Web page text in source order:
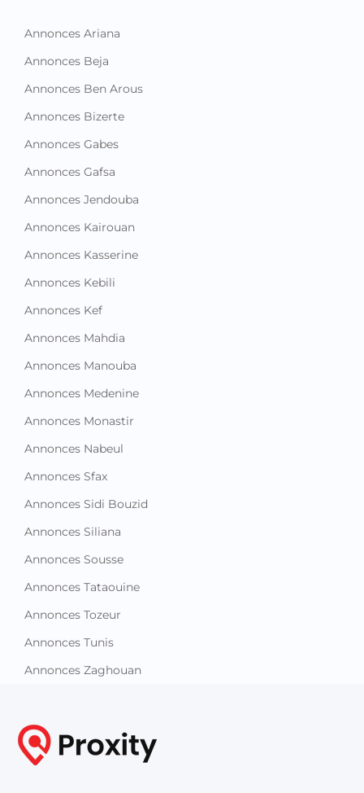
Annonces Ariana
Annonces Beja
Annonces Ben Arous
Annonces Bizerte
Annonces Gabes
Annonces Gafsa
Annonces Jendouba
Annonces Kairouan
Annonces Kasserine
Annonces Kebili
Annonces Kef
Annonces Mahdia
Annonces Manouba
Annonces Medenine
Annonces Monastir
Annonces Nabeul
Annonces Sfax
Annonces Sidi Bouzid
Annonces Siliana
Annonces Sousse
Annonces Tataouine
Annonces Tozeur
Annonces Tunis
Annonces Zaghouan